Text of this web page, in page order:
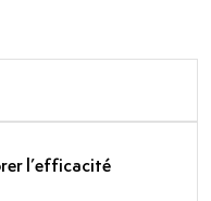
l’efficacité